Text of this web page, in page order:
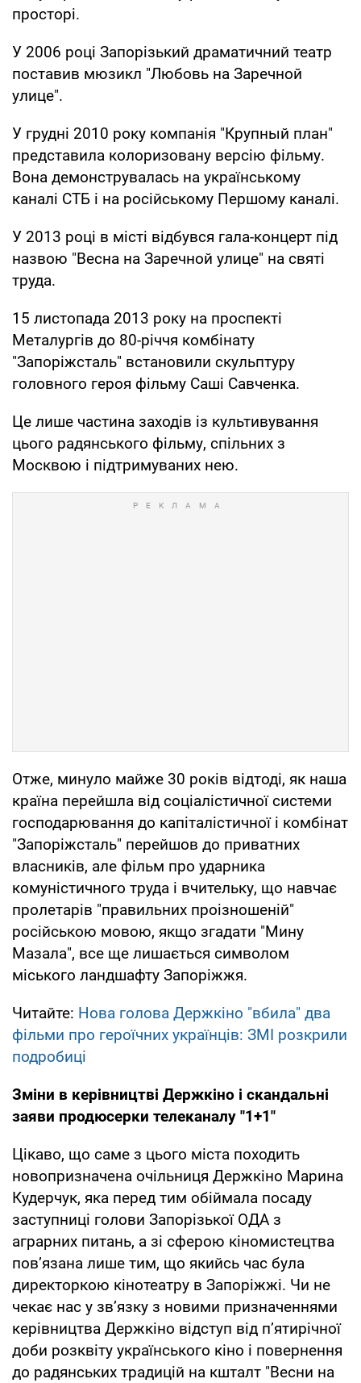
просторі.
У 2006 році Запорізький драматичний театр
поставив мюзикл "Любовь на Заречной
улице".
У грудні 2010 року компанія "Крупный план"
представила колоризовану версію фільму.
Вона демонструвалась на українському
каналі СТБ і на російському Першому каналі.
У 2013 році в місті відбувся гала-концерт під
назвою "Весна на Заречной улице" на святі
труда.
15 листопада 2013 року на проспекті
Металургів до 80-річчя комбінату
"Запоріжсталь" встановили скульптуру
головного героя фільму Саші Савченка.
Це лише частина заходів із культивування
цього радянського фільму, спільних з
Москвою і підтримуваних нею.
Отже, минуло майже 30 років відтоді, як наша
країна перейшла від соціалістичної системи
господарювання до капіталістичної і комбінат
"Запоріжсталь" перейшов до приватних
власників, але фільм про ударника
комуністичного труда і вчительку, що навчає
пролетарів "правильних проізношеній"
російською мовою, якщо згадати "Мину
Мазала", все ще лишається символом
міського ландшафту Запоріжжя.
Читайте: Нова голова Держкіно "вбила" два
фільми про героїчних українців: ЗМІ розкрили
подробиці
Зміни в керівництві Держкіно і скандальні
заяви продюсерки телеканалу "1+1"
Цікаво, що саме з цього міста походить
новопризначена очільниця Держкіно Марина
Кудерчук, яка перед тим обіймала посаду
заступниці голови Запорізької ОДА з
аграрних питань, а зі сферою кіномистецтва
пов’язана лише тим, що якийсь час була
директоркою кінотеатру в Запоріжжі. Чи не
чекає нас у зв’язку з новими призначеннями
керівництва Держкіно відступ від п’ятирічної
доби розквіту українського кіно і повернення
до радянських традицій на кшталт "Весни на